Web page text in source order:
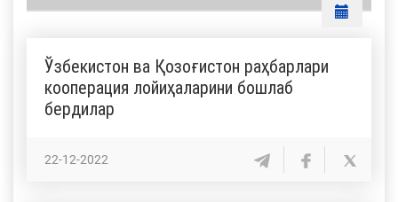
Ўзбекистон ва Қозоғистон раҳбарлари
кооперация лойиҳаларини бошлаб
бердилар
22-12-2022